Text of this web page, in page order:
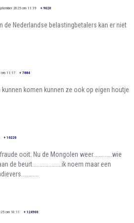
2025 om 11:19 + 9020
de Nederlandse belastingbetalers kan er niet
om 11:17 + 7884
komen kunnen ze ook op eigen houtje
+ 16226
ooit. Nu de Mongolen weer.............wie
de beurt....................ik noem maar een
om 10:11 + 124900